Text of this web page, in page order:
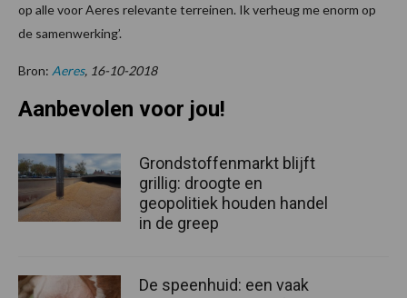
op alle voor Aeres relevante terreinen. Ik verheug me enorm op
de samenwerking’.
Bron: Aeres, 16-10-2018
Aanbevolen voor jou!
Grondstoffenmarkt blijft
grillig: droogte en
geopolitiek houden handel
in de greep
De speenhuid: een vaak